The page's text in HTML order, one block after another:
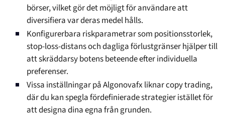
börser, vilket gör det möjligt för användare att
diversifiera var deras medel hålls.
Konfigurerbara riskparametrar som positionsstorlek,
stop-loss-distans och dagliga förlustgränser hjälper till
att skräddarsy botens beteende efter individuella
preferenser.
Vissa inställningar på Algonovafx liknar copy trading,
där du kan spegla fördefinierade strategier istället för
att designa dina egna från grunden.